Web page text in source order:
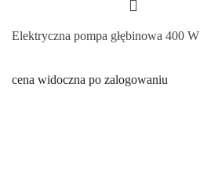
Elektryczna pompa głębinowa 400 W
cena widoczna po zalogowaniu